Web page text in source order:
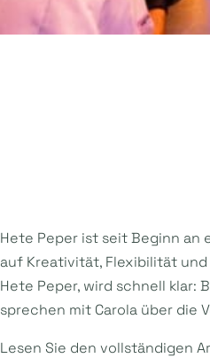
Hete Peper ist seit Beginn an
auf Kreativität, Flexibilität
Hete Peper, wird schnell klar:
sprechen mit Carola über die
Lesen Sie den vollständigen